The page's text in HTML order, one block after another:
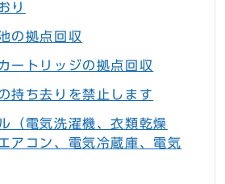
り
の拠点回収
ートリッジの拠点回収
持ち去りを禁止します
（電気洗濯機、衣類乾燥
アコン、電気冷蔵庫、電気